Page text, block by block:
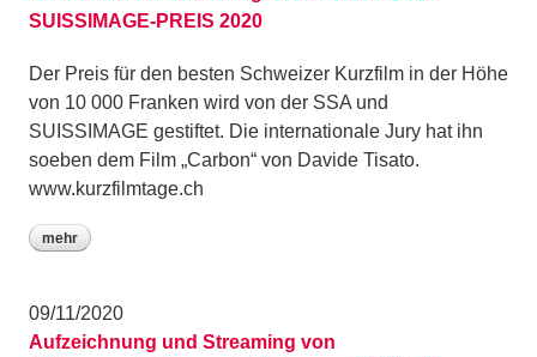
SUISSIMAGE-PREIS 2020
Der Preis für den besten Schweizer Kurzfilm in der Höhe
von 10 000 Franken wird von der SSA und
SUISSIMAGE gestiftet. Die internationale Jury hat ihn
soeben dem Film „Carbon“ von Davide Tisato.
www.kurzfilmtage.ch
mehr
09/11/2020
Aufzeichnung und Streaming von